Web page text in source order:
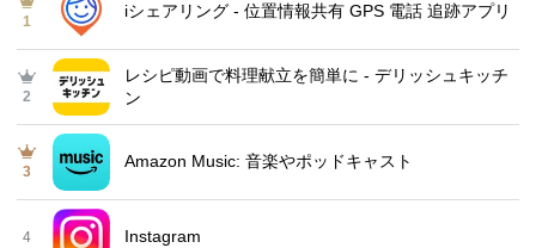
1
iシェアリング - 位置情報共有 GPS 電話 追跡アプリ
2
レシピ動画で料理献立を簡単‪に - デリッシュキッチ
ン
3
Amazon Music: 音楽やポッドキャスト
4 Instagram